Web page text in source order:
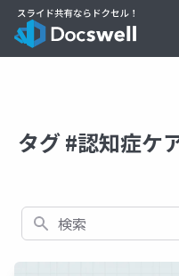
タグ #認知症ケ
検索